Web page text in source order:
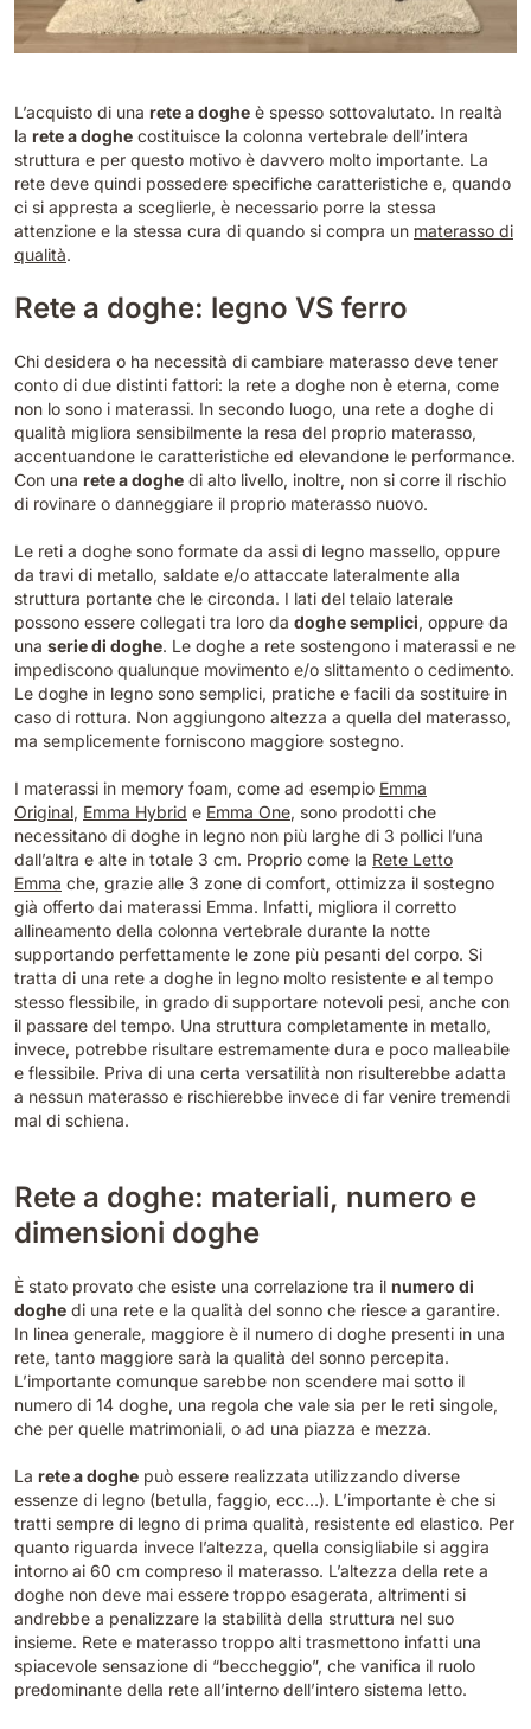
L’acquisto di una rete a doghe è spesso sottovalutato. In realtà
la rete a doghe costituisce la colonna vertebrale dell’intera
struttura e per questo motivo è davvero molto importante. La
rete deve quindi possedere specifiche caratteristiche e, quando
ci si appresta a sceglierle, è necessario porre la stessa
attenzione e la stessa cura di quando si compra un materasso di
qualità.
Rete a doghe: legno VS ferro
Chi desidera o ha necessità di cambiare materasso deve tener
conto di due distinti fattori: la rete a doghe non è eterna, come
non lo sono i materassi. In secondo luogo, una rete a doghe di
qualità migliora sensibilmente la resa del proprio materasso,
accentuandone le caratteristiche ed elevandone le performance.
Con una rete a doghe di alto livello, inoltre, non si corre il rischio
di rovinare o danneggiare il proprio materasso nuovo.
Le reti a doghe sono formate da assi di legno massello, oppure
da travi di metallo, saldate e/o attaccate lateralmente alla
struttura portante che le circonda. I lati del telaio laterale
possono essere collegati tra loro da doghe semplici, oppure da
una serie di doghe. Le doghe a rete sostengono i materassi e ne
impediscono qualunque movimento e/o slittamento o cedimento.
Le doghe in legno sono semplici, pratiche e facili da sostituire in
caso di rottura. Non aggiungono altezza a quella del materasso,
ma semplicemente forniscono maggiore sostegno.
I materassi in memory foam, come ad esempio Emma
Original, Emma Hybrid e Emma One, sono prodotti che
necessitano di doghe in legno non più larghe di 3 pollici l’una
dall’altra e alte in totale 3 cm. Proprio come la Rete Letto
Emma che, grazie alle 3 zone di comfort, ottimizza il sostegno
già offerto dai materassi Emma. Infatti, migliora il corretto
allineamento della colonna vertebrale durante la notte
supportando perfettamente le zone più pesanti del corpo. Si
tratta di una rete a doghe in legno molto resistente e al tempo
stesso flessibile, in grado di supportare notevoli pesi, anche con
il passare del tempo. Una struttura completamente in metallo,
invece, potrebbe risultare estremamente dura e poco malleabile
e flessibile. Priva di una certa versatilità non risulterebbe adatta
a nessun materasso e rischierebbe invece di far venire tremendi
mal di schiena.
Rete a doghe: materiali, numero e
dimensioni doghe
È stato provato che esiste una correlazione tra il numero di
doghe di una rete e la qualità del sonno che riesce a garantire.
In linea generale, maggiore è il numero di doghe presenti in una
rete, tanto maggiore sarà la qualità del sonno percepita.
L’importante comunque sarebbe non scendere mai sotto il
numero di 14 doghe, una regola che vale sia per le reti singole,
che per quelle matrimoniali, o ad una piazza e mezza.
La rete a doghe può essere realizzata utilizzando diverse
essenze di legno (betulla, faggio, ecc…). L’importante è che si
tratti sempre di legno di prima qualità, resistente ed elastico. Per
quanto riguarda invece l’altezza, quella consigliabile si aggira
intorno ai 60 cm compreso il materasso. L’altezza della rete a
doghe non deve mai essere troppo esagerata, altrimenti si
andrebbe a penalizzare la stabilità della struttura nel suo
insieme. Rete e materasso troppo alti trasmettono infatti una
spiacevole sensazione di “beccheggio”, che vanifica il ruolo
predominante della rete all’interno dell’intero sistema letto.